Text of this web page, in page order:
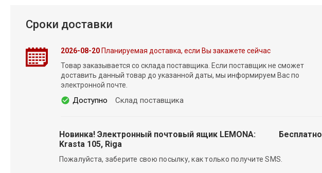
Сроки доставки
2026-08-20Планируемая доставка, если Вы закажете сейчас
Товар заказывается со склада поставщика. Если поставщик не сможет
доставить данный товар до указанной даты, мы информируем Вас по
электронной почте.
Доступно Склад поставщика
Новинка! Электронный почтовый ящик LEMONA:
Krasta 105, Riga
Бесплатно
Пожалуйста, заберите свою посылку, как только получите SMS.